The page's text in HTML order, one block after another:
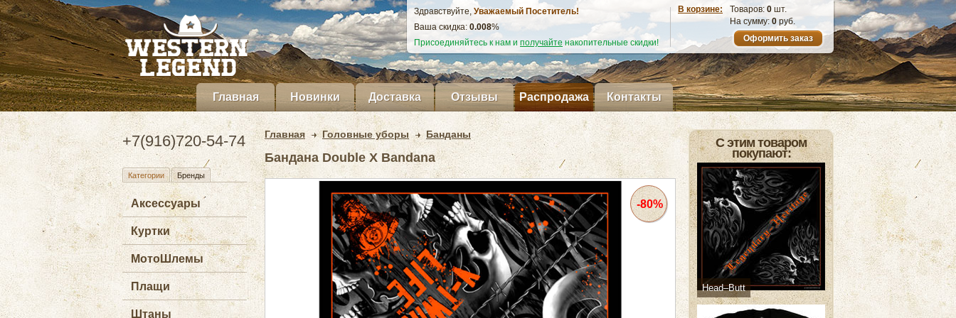
Здравствуйте, Уважаемый Посетитель!
Ваша скидка: 0.009%
Присоединяйтесь к нам и получайте накопительные скидки!
В корзине: Товаров: 0 шт.
На сумму: 0 руб.
Оформить заказ
Главная Новинки Доставка Отзывы Распродажа Контакты
+7(916)720-54-74
Категории Бренды
Аксессуары
Куртки
МотоШлемы
Плащи
Штаны
Главная Головные уборы Банданы
Бандана Double X Bandana
-80%
С этим товаром
покупают:
Head–Butt